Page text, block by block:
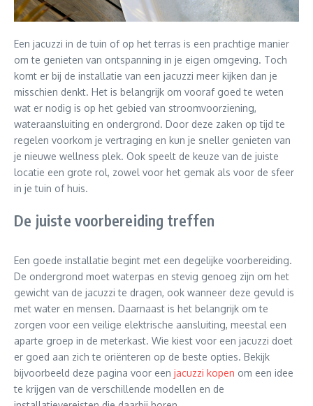
Een jacuzzi in de tuin of op het terras is een prachtige manier
om te genieten van ontspanning in je eigen omgeving. Toch
komt er bij de installatie van een jacuzzi meer kijken dan je
misschien denkt. Het is belangrijk om vooraf goed te weten
wat er nodig is op het gebied van stroomvoorziening,
wateraansluiting en ondergrond. Door deze zaken op tijd te
regelen voorkom je vertraging en kun je sneller genieten van
je nieuwe wellness plek. Ook speelt de keuze van de juiste
locatie een grote rol, zowel voor het gemak als voor de sfeer
in je tuin of huis.
De juiste voorbereiding treffen
Een goede installatie begint met een degelijke voorbereiding.
De ondergrond moet waterpas en stevig genoeg zijn om het
gewicht van de jacuzzi te dragen, ook wanneer deze gevuld is
met water en mensen. Daarnaast is het belangrijk om te
zorgen voor een veilige elektrische aansluiting, meestal een
aparte groep in de meterkast. Wie kiest voor een jacuzzi doet
er goed aan zich te oriënteren op de beste opties. Bekijk
bijvoorbeeld deze pagina voor een jacuzzi kopen om een idee
te krijgen van de verschillende modellen en de